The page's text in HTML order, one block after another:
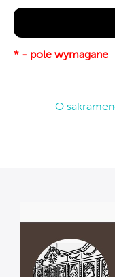
* - pole wymagane
O